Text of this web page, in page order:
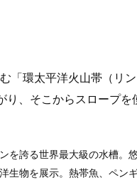
「環太平洋火山帯（リ
、そこからスロープ
を誇る世界最大級の水槽。
生物を展示。熱帯魚、ペン